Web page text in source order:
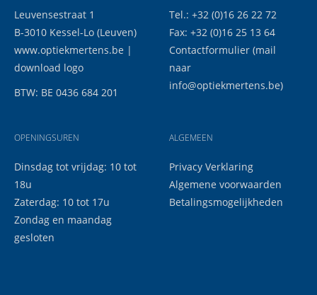
Leuvensestraat 1
B-3010 Kessel-Lo (Leuven)
www.optiekmertens.be |
download logo
BTW: BE 0436 684 201
OPENINGSUREN
Dinsdag tot vrijdag: 10 tot
18u
Zaterdag: 10 tot 17u
Zondag en maandag
gesloten
Tel.: +32 (0)16 26 22 72
Fax: +32 (0)16 25 13 64
Contactformulier (mail
naar
info@optiekmertens.be)
ALGEMEEN
Privacy Verklaring
Algemene voorwaarden
Betalingsmogelijkheden